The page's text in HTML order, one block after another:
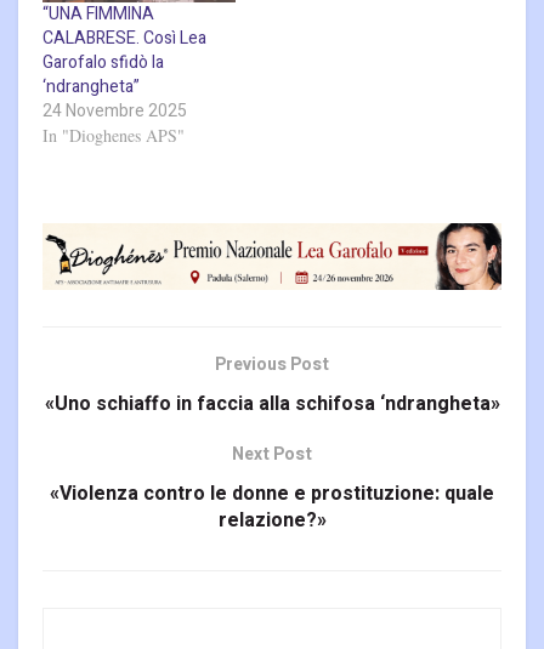
“UNA FIMMINA
CALABRESE. Così Lea
Garofalo sfidò la
‘ndrangheta”
24 Novembre 2025
In "Dioghenes APS"
Previous Post
«Uno schiaffo in faccia alla schifosa ‘ndrangheta»
Next Post
«Violenza contro le donne e prostituzione: quale
relazione?»